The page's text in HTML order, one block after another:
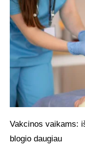
Vakcinos vaikams:
blogio daugiau